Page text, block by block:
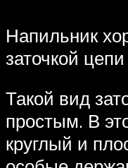
Напильник
заточкой цепи
Такой вид
простым. В
круглый и